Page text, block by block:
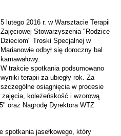
5 lutego 2016 r. w Warsztacie Terapii
Zajęciowej Stowarzyszenia "Rodzice
Dzieciom" Troski Specjalnej w
Marianowie odbył się doroczny bal
karnawałowy.
W trakcie spotkania podsumowano
wyniki terapii za ubiegły rok. Za
szczególne osiągnięcia w procesie
koleżeńskość i wzorową
oraz Nagrodę Dyrektora WTZ
spotkania jasełkowego, który